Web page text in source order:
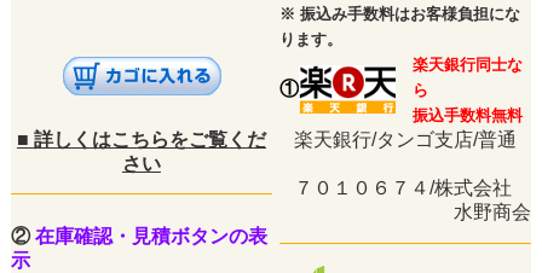
※ 振込み手数料はお客様負担にな
ります。
①
楽天銀行同士な
ら
振込手数料無料
■ 詳しくはこちらをご覧くだ
さい
楽天銀行/タンゴ支店/普通
７０１０６７４/株式会社
水野商会
②在庫確認・見積ボタンの表
示